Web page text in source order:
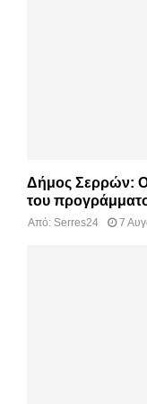
Δήμος Σερρών:
του
Από: Serres24 7